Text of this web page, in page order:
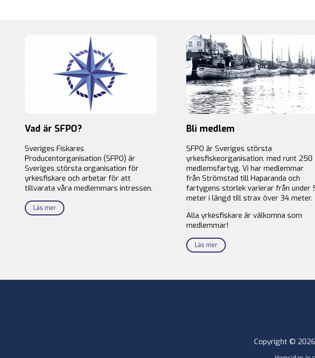
Vad är SFPO?
Sveriges Fiskares
Producentorganisation (SFPO) är
Sveriges största organisation för
yrkesfiskare och arbetar för att
tillvarata våra medlemmars intressen.
Läs mer
Bli medlem
SFPO är Sveriges största
yrkesfiskeorganisation, med runt 250
medlemsfartyg. Vi har medlemmar
från Strömstad till Haparanda och
fartygens storlek varierar från under
meter i längd till strax över 34 meter.
Alla yrkesfiskare är välkomna som
medlemmar!
Läs mer
Copyright ©